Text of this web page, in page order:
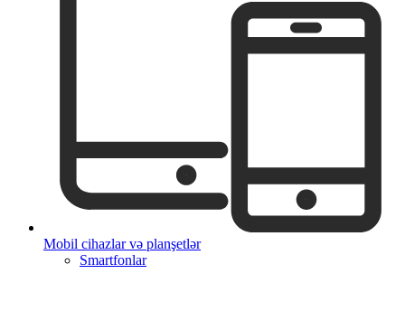
Mobil cihazlar və planşetlər
Smartfonlar